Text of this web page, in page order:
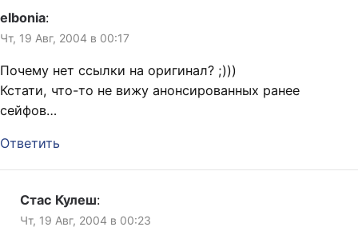
elbonia:
Чт, 19 Авг, 2004 в 00:17
Почему нет ссылки на оригинал? ;)))
Кстати, что-то не вижу анонсированных ранее
сейфов…
Ответить
Стас Кулеш:
Чт, 19 Авг, 2004 в 00:23